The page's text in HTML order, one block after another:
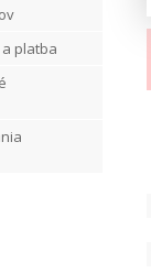
platba